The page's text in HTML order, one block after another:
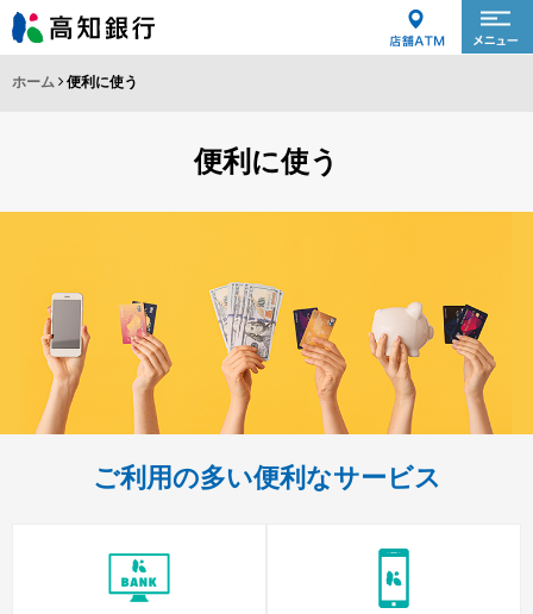
ホーム 便利に使う
便利に使う
ご利用の多い便利なサービス